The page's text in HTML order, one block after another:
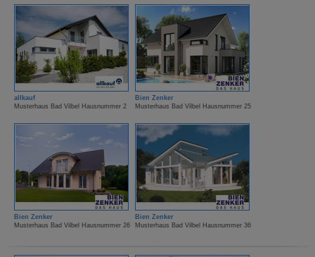
allkauf
Musterhaus Bad Vilbel Hausnummer 2
Bien Zenker
Musterhaus Bad Vilbel Hausnummer 25
Bien Zenker
Musterhaus Bad Vilbel Hausnummer 26
Bien Zenker
Musterhaus Bad Vilbel Hausnummer 36